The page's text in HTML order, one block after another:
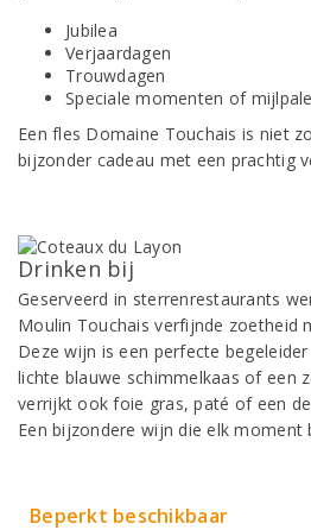
Jubilea
Verjaardagen
Trouwdagen
Speciale momenten of
Een fles Domaine Touchais is niet
bijzonder cadeau met een prachtig
Drinken bij
Geserveerd in sterrenrestaurants
Moulin Touchais verfijnde zoetheid
Deze wijn is een perfecte
lichte blauwe schimmelkaas of een
verrijkt ook foie gras, paté of een
Een bijzondere wijn die elk moment
Beperkt beschikbaar